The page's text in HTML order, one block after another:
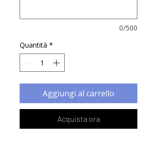
0/500
Quantità *
Aggiungi al carrello
Acquista ora